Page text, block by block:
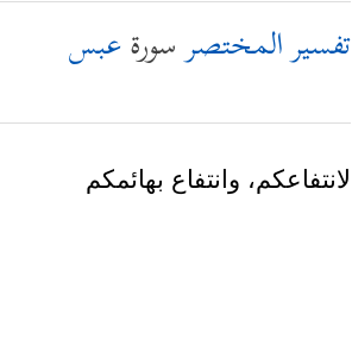
تفسير المختصرسورةعبس
لانتفاعكم، وانتفاع بهائمكم